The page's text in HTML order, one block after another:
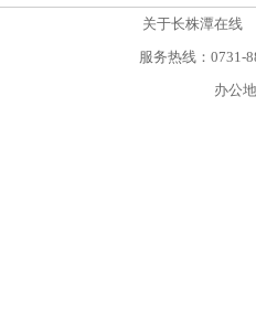
关于长株潭在线
服务热线：0731-
办公